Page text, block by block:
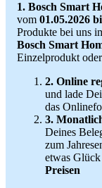
1. Bosch Smart
vom 01.05.2026
Produkte bei uns
Bosch Smart
Einzelprodukt
2. Online
und lade
das
3.
Deines
zum
etwas
Preisen